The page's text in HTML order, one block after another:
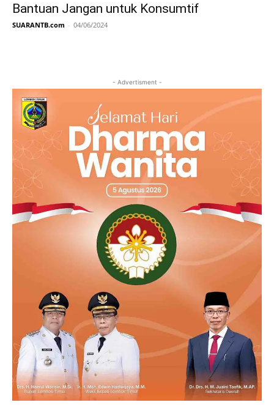
Bantuan Jangan untuk Konsumtif
SUARANTB.com - 04/06/2024
- Advertisment -